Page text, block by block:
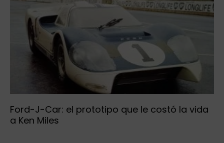
Ford-J-Car: el prototipo que le costó la vida
a Ken Miles